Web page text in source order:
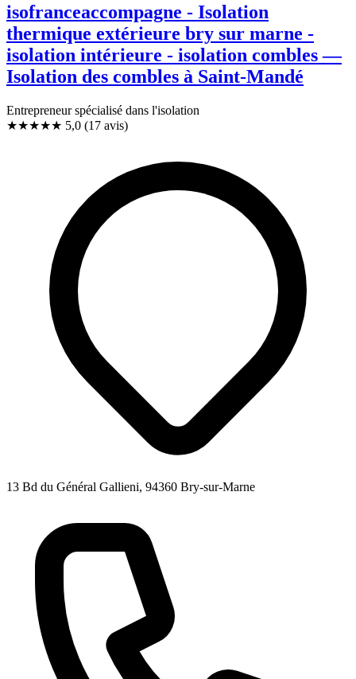
isofranceaccompagne - Isolation
thermique extérieure bry sur marne -
isolation intérieure - isolation combles —
Isolation des combles à Saint-Mandé
Entrepreneur spécialisé dans l'isolation
★★★★★ 5,0 (17 avis)
13 Bd du Général Gallieni, 94360 Bry-sur-Marne